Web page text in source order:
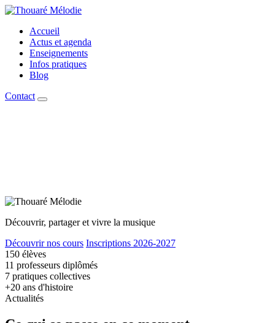
Accueil
Actus et agenda
Enseignements
Infos pratiques
Blog
Contact
Découvrir, partager et vivre la musique
Découvrir nos cours Inscriptions 2026-2027
150 élèves
11 professeurs diplômés
7 pratiques collectives
+20 ans d'histoire
Actualités